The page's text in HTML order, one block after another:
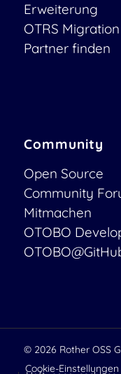
Erweiterung
OTRS Migration
Partner finden
Community
Open Source
Community
Mitmachen
OTOBO
© 2026 Rother OSS
Cookie-Einstellungen